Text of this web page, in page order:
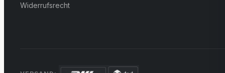
Widerrufsrecht